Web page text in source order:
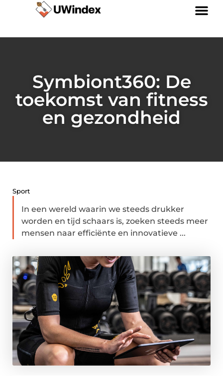
Symbiont360: De
toekomst van fitness
en gezondheid
Sport
In een wereld waarin we steeds drukker
worden en tijd schaars is, zoeken steeds meer
mensen naar efficiënte en innovatieve ...